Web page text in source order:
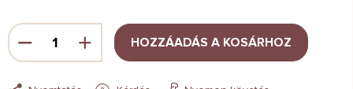
HOZZÁADÁS A KOSÁRHOZ